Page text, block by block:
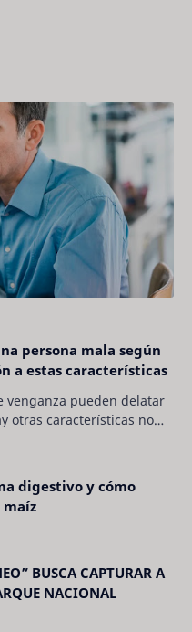
persona mala según
a estas características
venganza pueden delatar
otras características no
digestivo y cómo
maíz
BUSCA CAPTURAR A
NACIONAL